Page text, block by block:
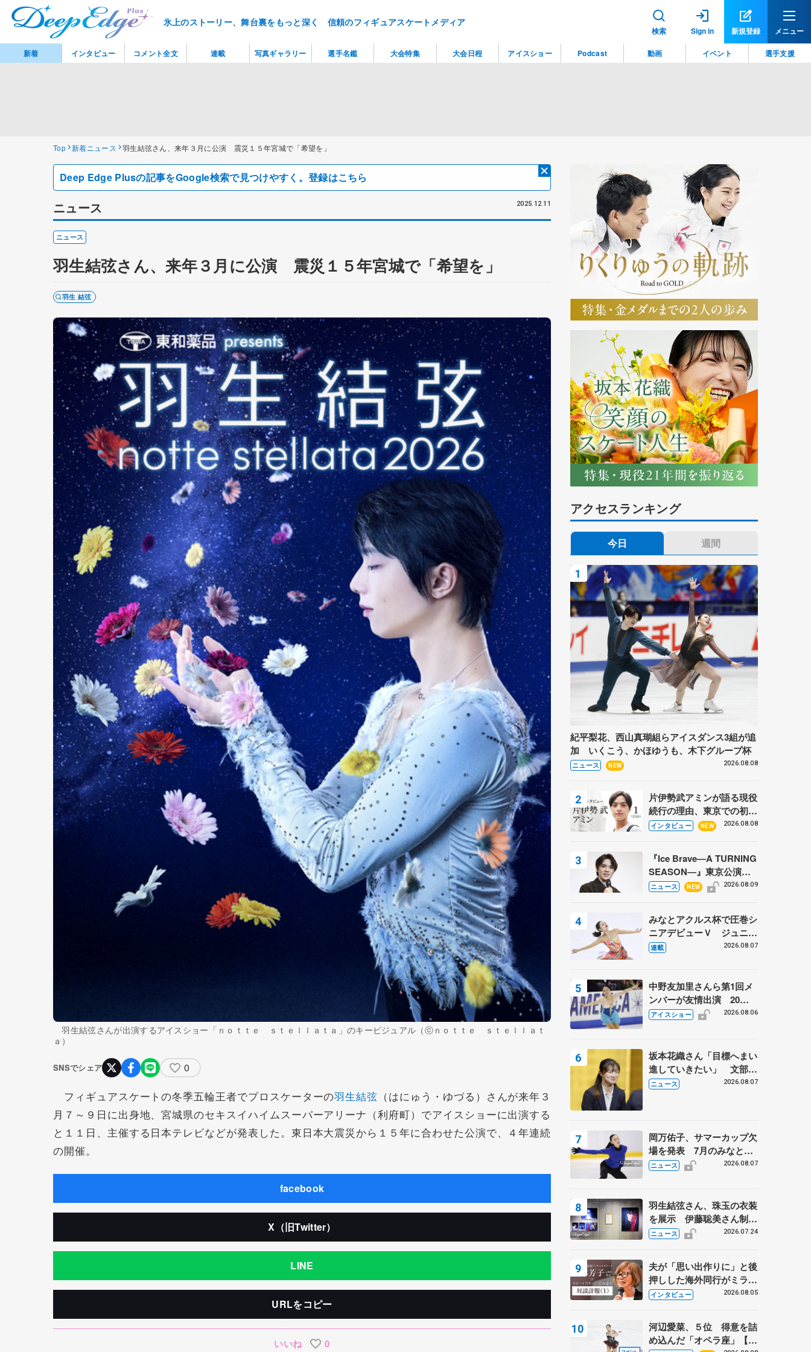
氷上のストーリー、舞台裏をもっと深く 信頼のフィギュアスケートメディア
検索 Sign in 新規登録 メニュー
Top 新着ニュース 羽生結弦さん、来年３月に公演 震災１５年宮城で「希望を」
Deep Edge Plusの記事をGoogle検索で見つけやすく。登録はこちら
ニュース 2025.12.11
ニュース
羽生結弦さん、来年３月に公演 震災１５年宮城で「希望を」
羽生 結弦
羽生結弦さんが出演するアイスショー「ｎｏｔｔｅ ｓｔｅｌｌａｔａ」のキービジュアル（ⓒｎｏｔｔｅ ｓｔｅｌｌａｔ
ａ）
SNSでシェア 0
フィギュアスケートの冬季五輪王者でプロスケーターの羽生結弦 （はにゅう・ゆづる）さんが来年３
月７～９日に出身地、宮城県のセキスイハイムスーパーアリーナ（利府町）でアイスショーに出演する
と１１日、主催する日本テレビなどが発表した。東日本大震災から１５年に合わせた公演で、４年連続
の開催。
facebook
X（旧Twitter）
LINE
URLをコピー
いいね 0
アクセスランキング
今日 週間
紀平梨花、西山真瑚組らアイスダンス3組が追
加 いくこう、かほゆうも、木下グループ杯
ニュース NEW 2026.08.08
片伊勢武アミンが語る現役
続行の理由、東京での初め
ての一人暮らし 注目スケ
インタビュー NEW 2026.08.08
『Ice Brave―A TURNING
SEASON―』東京公演が
開幕、宇野昌磨の『Ice
ニュース NEW 2026.08.09
みなとアクルス杯で圧巻シ
ニアデビューＶ ジュニア
で４シーズン無敗の島田麻
連載 2026.08.07
中野友加里さんら第1回メ
ンバーが友情出演 20周
年の「フレンズオンアイ
アイスショー 2026.08.06
坂本花織さん「目標へまい
進していきたい」 文部科
学省スポーツ表彰式で代表
ニュース 2026.08.07
岡万佑子、サマーカップ欠
場を発表 7月のみなとア
クルス杯は腰痛の影響で
ニュース 2026.08.07
羽生結弦さん、珠玉の衣装
を展示 伊藤聡美さん制作
の一点もの、矢口亨さんが
ニュース 2026.07.24
夫が「思い出作りに」と後
押しした海外同行がミラノ
まで… 繁華街のリンクで
に 小林芳子さんが振り返
るスケート人生
インタビュー 2026.08.05
河辺愛菜、５位 得意を詰
め込んだ「オペラ座」【み
新着 インタビュー コメント全文 連載 写真ギャラリー 選手名鑑 大会特集 大会日程 アイスショー Podcast 動画 イベント 選手支援